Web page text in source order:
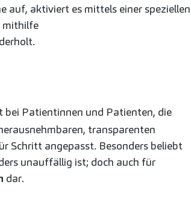
auf, aktiviert es mittels einer speziellen
mithilfe
bei Patientinnen und Patienten, die
transparenten
Schritt angepasst. Besonders beliebt
unauffällig ist; doch auch für
dar.